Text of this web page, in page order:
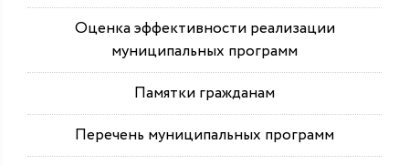
Оценка эффективности реализации
муниципальных программ
Памятки гражданам
Перечень муниципальных программ